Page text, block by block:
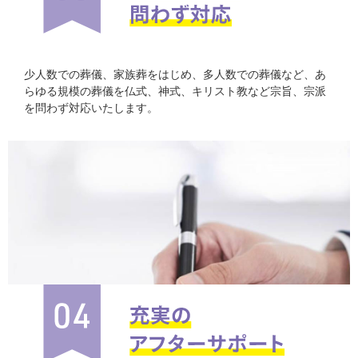
少人数での葬儀、家族葬をはじめ、多人数での葬儀など、あ
らゆる規模の葬儀を仏式、神式、キリスト教など宗旨、宗派
を問わず対応いたします。